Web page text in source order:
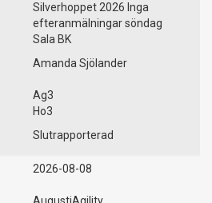
Silverhoppet 2026 Inga
efteranmälningar söndag
Sala BK
Amanda Sjölander
Ag3
Ho3
Slutrapporterad
2026-08-08